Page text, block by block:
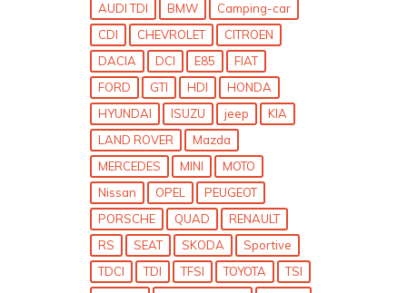
AUDI TDI
BMW
Camping-car
CDI
CHEVROLET
CITROEN
DACIA
DCI E85
FIAT
FORD
GTI HDI
HONDA
HYUNDAI
ISUZU jeep
KIA
LAND ROVER
Mazda
MERCEDES
MINI
MOTO
Nissan
OPEL
PEUGEOT
PORSCHE
QUAD
RENAULT
RS
SEAT SKODA
Sportive
TDCI
TDI TFSI TOYOTA
TSI